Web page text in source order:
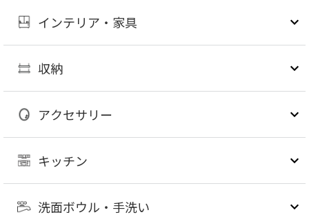
インテリア・家具
収納
アクセサリー
キッチン
洗面ボウル・手洗い